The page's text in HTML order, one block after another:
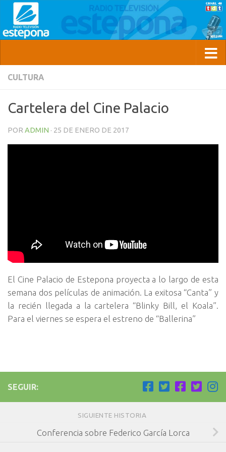
CULTURA
Cartelera del Cine Palacio
POR ADMIN · 25 DE ENERO DE 2017
El Cine Palacio de Estepona proyecta a lo largo de esta
semana dos películas de animación. La exitosa “Canta” y
la recién llegada a la cartelera “Blinky Bill, el Koala”.
Para el viernes se espera el estreno de “Ballerina”
SEGUIR:
SIGUIENTE HISTORIA
Conferencia sobre Federico García Lorca